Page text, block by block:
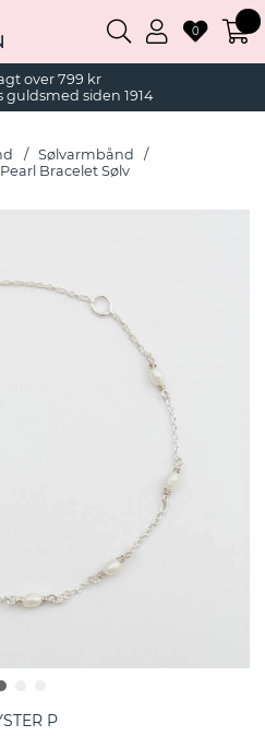
over 799 kr
guldsmed siden 1914
0
Sølvarmbånd
Bracelet Sølv
P